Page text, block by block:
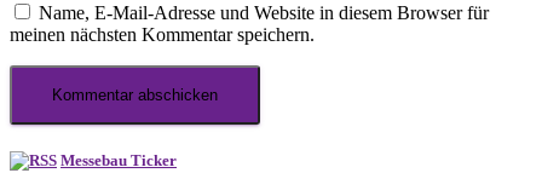
Name, E-Mail-Adresse und Website in diesem Browser für
meinen nächsten Kommentar speichern.
Messebau Ticker